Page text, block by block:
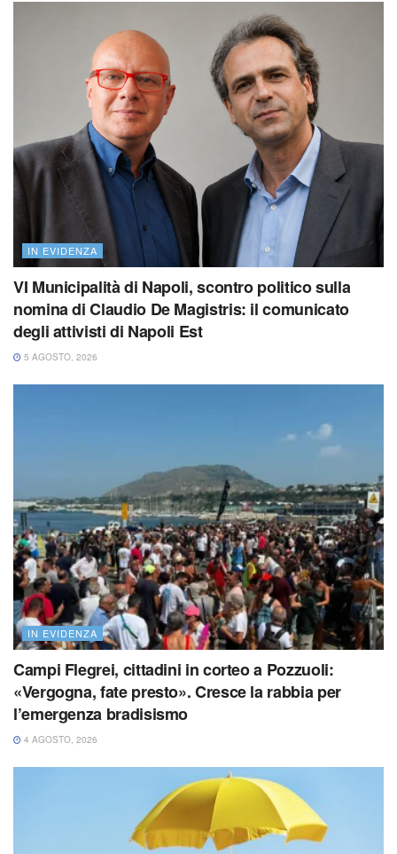
IN EVIDENZA
VI Municipalità di Napoli, scontro politico sulla
nomina di Claudio De Magistris: il comunicato
degli attivisti di Napoli Est
5 AGOSTO, 2026
IN EVIDENZA
Campi Flegrei, cittadini in corteo a Pozzuoli:
«Vergogna, fate presto». Cresce la rabbia per
l’emergenza bradisismo
4 AGOSTO, 2026